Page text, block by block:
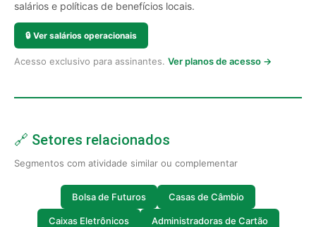
salários e políticas de benefícios locais.
🔒 Ver salários operacionais
Acesso exclusivo para assinantes. Ver planos de acesso →
🔗 Setores relacionados
Segmentos com atividade similar ou complementar
Bolsa de Futuros Casas de Câmbio
Caixas Eletrônicos Administradoras de Cartão